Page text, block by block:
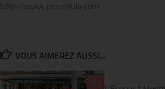
http://www.peninsula.com
VOUS AIMEREZ AUSSI...